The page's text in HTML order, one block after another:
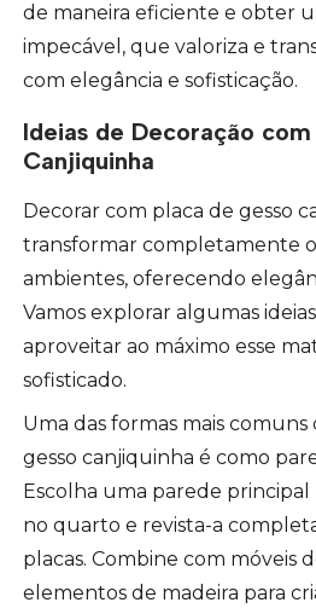
de maneira eficiente e obter
impecável, que valoriza e
com elegância e sofisticação.
Ideias de Decoração
Canjiquinha
Decorar com placa de gesso
transformar completamente
ambientes, oferecendo
Vamos explorar algumas
aproveitar ao máximo esse
sofisticado.
Uma das formas mais comuns
gesso canjiquinha é como
Escolha uma parede principal
no quarto e revista-a
placas. Combine com móveis
elementos de madeira para